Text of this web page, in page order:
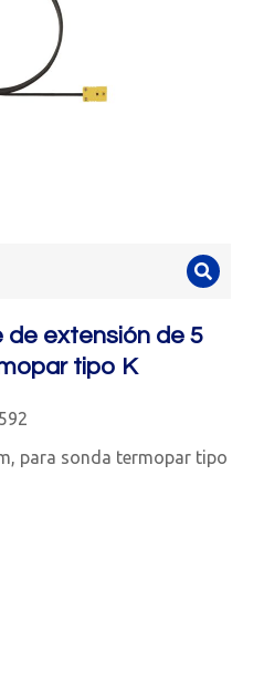
de extensión de 5
tipo K
para sonda termopar tipo